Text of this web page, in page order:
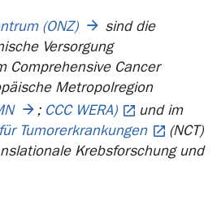
(ONZ)
sind die
Versorgung
Comprehensive Cancer
Metropolregion
; CCC WERA)
und im
Tumorerkrankungen
(NCT)
Krebsforschung und